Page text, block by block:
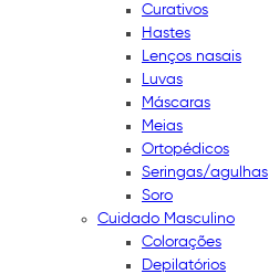
Curativos
Hastes
Lenços nasais
Luvas
Máscaras
Meias
Ortopédicos
Seringas/agulhas
Soro
Cuidado Masculino
Colorações
Depilatórios